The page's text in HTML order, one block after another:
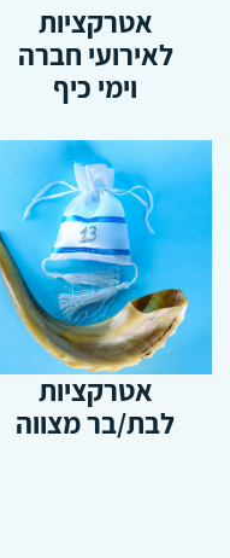
אטרקציות
לאירועי חברה
וימי כיף
אטרקציות
לבת/בר מצווה